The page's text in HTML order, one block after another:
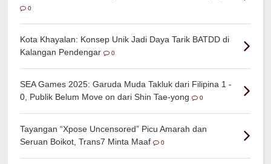
0
Kota Khayalan: Konsep Unik Jadi Daya Tarik BATDD di
Kalangan Pendengar
0
SEA Games 2025: Garuda Muda Takluk dari Filipina 1 -
0, Publik Belum Move on dari Shin Tae-yong
0
Tayangan “Xpose Uncensored” Picu Amarah dan
Seruan Boikot, Trans7 Minta Maaf
0